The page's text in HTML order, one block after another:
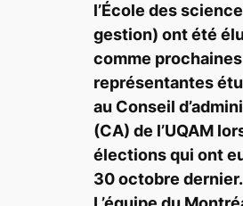
l’École des
gestion) ont été
comme prochaines
représentantes
au Conseil
(CA) de l’UQAM
élections qui ont
30 octobre dernier.